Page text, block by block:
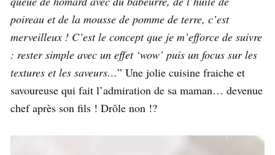
poireau et de la mousse de pomme de terre, c’est
merveilleux ! C’est le concept que je m’efforce de suivre
: rester simple avec un effet ‘wow’ puis un focus sur les
textures et les saveurs…” Une jolie cuisine fraiche et
savoureuse qui fait l’admiration de sa maman… devenue
chef après son fils ! Drôle non !?